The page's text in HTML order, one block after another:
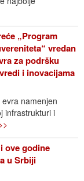
„Program
vredan
za podršku
i inovacijama
namenjen
infrastrukturi i
ove godine
u Srbiji